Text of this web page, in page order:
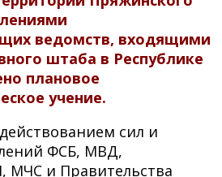
ведомств, входящими
штаба в Республике
плановое
учение.
сил и
ФСБ, МВД,
МЧС и Правительства